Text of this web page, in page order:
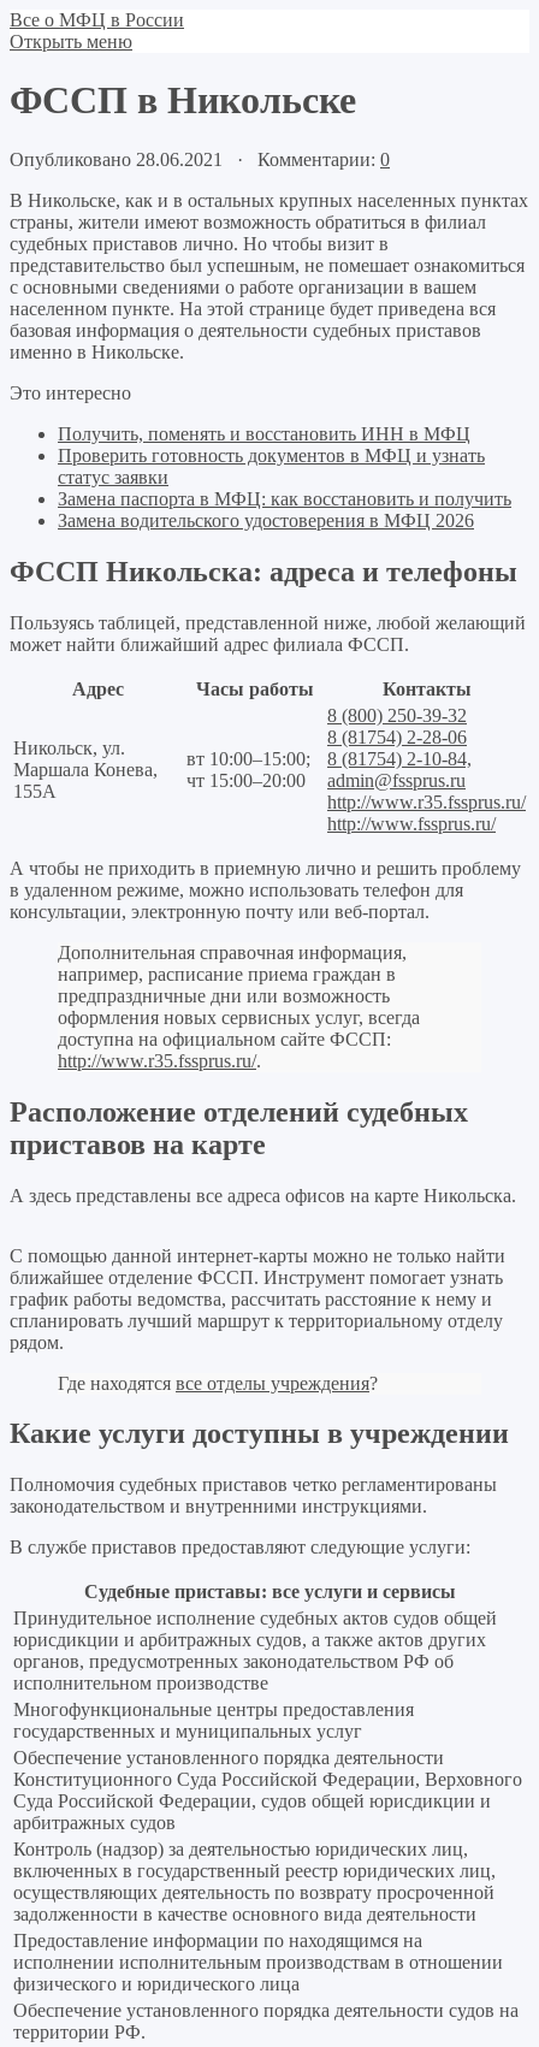
Все о МФЦ в России
Открыть меню
ФССП в Никольске
Опубликовано 28.06.2021 · Комментарии: 0
В Никольске, как и в остальных крупных населенных пунктах
страны, жители имеют возможность обратиться в филиал
судебных приставов лично. Но чтобы визит в
представительство был успешным, не помешает ознакомиться
с основными сведениями о работе организации в вашем
населенном пункте. На этой странице будет приведена вся
базовая информация о деятельности судебных приставов
именно в Никольске.
Это интересно
Получить, поменять и восстановить ИНН в МФЦ
Проверить готовность документов в МФЦ и узнать
статус заявки
Замена паспорта в МФЦ: как восстановить и получить
Замена водительского удостоверения в МФЦ 2026
ФССП Никольска: адреса и телефоны
Пользуясь таблицей, представленной ниже, любой желающий
может найти ближайший адрес филиала ФССП.
Адрес Часы работы Контакты
Никольск, ул.
Маршала Конева,
155А
вт 10:00–15:00;
чт 15:00–20:00
8 (800) 250-39-32
8 (81754) 2-28-06
8 (81754) 2-10-84,
admin@fssprus.ru
http://www.r35.fssprus.ru/
http://www.fssprus.ru/
А чтобы не приходить в приемную лично и решить проблему
в удаленном режиме, можно использовать телефон для
консультации, электронную почту или веб-портал.
Дополнительная справочная информация,
например, расписание приема граждан в
предпраздничные дни или возможность
оформления новых сервисных услуг, всегда
доступна на официальном сайте ФССП:
http://www.r35.fssprus.ru/.
Расположение отделений судебных
приставов на карте
А здесь представлены все адреса офисов на карте Никольска.
+
−
С помощью данной интернет-карты можно не только найти
ближайшее отделение ФССП. Инструмент помогает узнать
график работы ведомства, рассчитать расстояние к нему и
спланировать лучший маршрут к территориальному отделу
рядом.
Где находятся все отделы учреждения?
Какие услуги доступны в учреждении
Полномочия судебных приставов четко регламентированы
законодательством и внутренними инструкциями.
В службе приставов предоставляют следующие услуги:
Судебные приставы: все услуги и сервисы
Принудительное исполнение судебных актов судов общей
юрисдикции и арбитражных судов, а также актов других
органов, предусмотренных законодательством РФ об
исполнительном производстве
Многофункциональные центры предоставления
государственных и муниципальных услуг
Обеспечение установленного порядка деятельности
Конституционного Суда Российской Федерации, Верховного
Суда Российской Федерации, судов общей юрисдикции и
арбитражных судов
Контроль (надзор) за деятельностью юридических лиц,
включенных в государственный реестр юридических лиц,
осуществляющих деятельность по возврату просроченной
задолженности в качестве основного вида деятельности
Предоставление информации по находящимся на
исполнении исполнительным производствам в отношении
физического и юридического лица
Обеспечение установленного порядка деятельности судов на
территории РФ.